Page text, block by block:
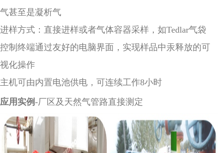
气甚至是凝析气
进样方式：直接进样或者气体容器采样，如Tedlar气袋
控制终端通过友好的电脑界面，实现样品中汞释放的可
视化操作
主机可由内置电池供电，可连续工作8小时
应用实例-厂区及天然气管路直接测定